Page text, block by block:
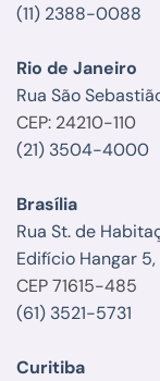
(11) 2388-0088
Rio de Janeiro
Rua São
CEP: 24210-110
(21) 3504-4000
Brasília
Rua St. de
Edifício Hangar 5,
CEP 71615-485
(61) 3521-5731
Curitiba